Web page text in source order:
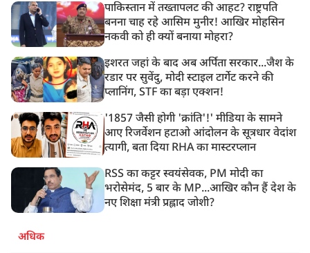
पाकिस्तान में तख्तापलट की आहट? राष्ट्रपति
बनना चाह रहे आसिम मुनीर! आखिर मोहसिन
नकवी को ही क्यों बनाया मोहरा?
इशरत जहां के बाद अब अर्पिता सरकार...जैश के
रडार पर सुवेंदु, मोदी स्टाइल टार्गेट करने की
प्लानिंग, STF का बड़ा एक्शन!
'1857 जैसी होगी 'क्रांति'!' मीडिया के सामने
आए रिजर्वेशन हटाओ आंदोलन के सूत्रधार वेदांश
त्यागी, बता दिया RHA का मास्टरप्लान
RSS का कट्टर स्वयंसेवक, PM मोदी का
भरोसेमंद, 5 बार के MP...आखिर कौन हैं देश के
नए शिक्षा मंत्री प्रह्लाद जोशी?
अधिक